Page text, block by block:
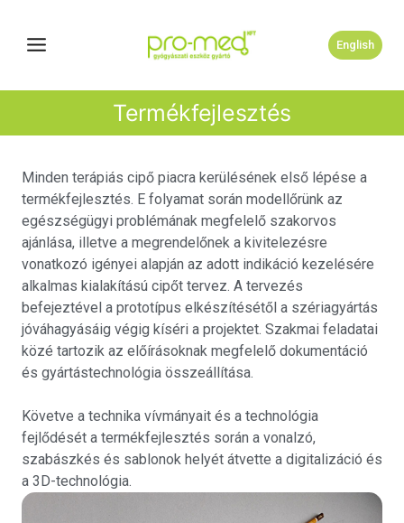
English
Termékfejlesztés
Minden terápiás cipő piacra kerülésének első lépése a
termékfejlesztés. E folyamat során modellőrünk az
egészségügyi problémának megfelelő szakorvos
ajánlása, illetve a megrendelőnek a kivitelezésre
vonatkozó igényei alapján az adott indikáció kezelésére
alkalmas kialakítású cipőt tervez. A tervezés
befejeztével a prototípus elkészítésétől a szériagyártás
jóváhagyásáig végig kíséri a projektet. Szakmai feladatai
közé tartozik az előírásoknak megfelelő dokumentáció
és gyártástechnológia összeállítása.
Követve a technika vívmányait és a technológia
fejlődését a termékfejlesztés során a vonalzó,
szabászkés és sablonok helyét átvette a digitalizáció és
a 3D-technológia.